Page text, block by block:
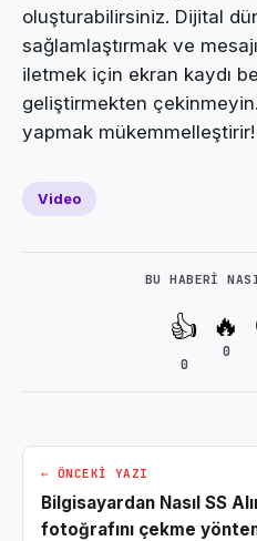
oluşturabilirsiniz. Dijital
sağlamlaştırmak ve
iletmek için ekran kaydı
geliştirmekten
yapmak mükemmelleştirir!
Video
BU HABERI
👍
0
🔥
0
← ÖNCEKI YAZI
Bilgisayardan Nasıl SS
fotoğrafını çekme